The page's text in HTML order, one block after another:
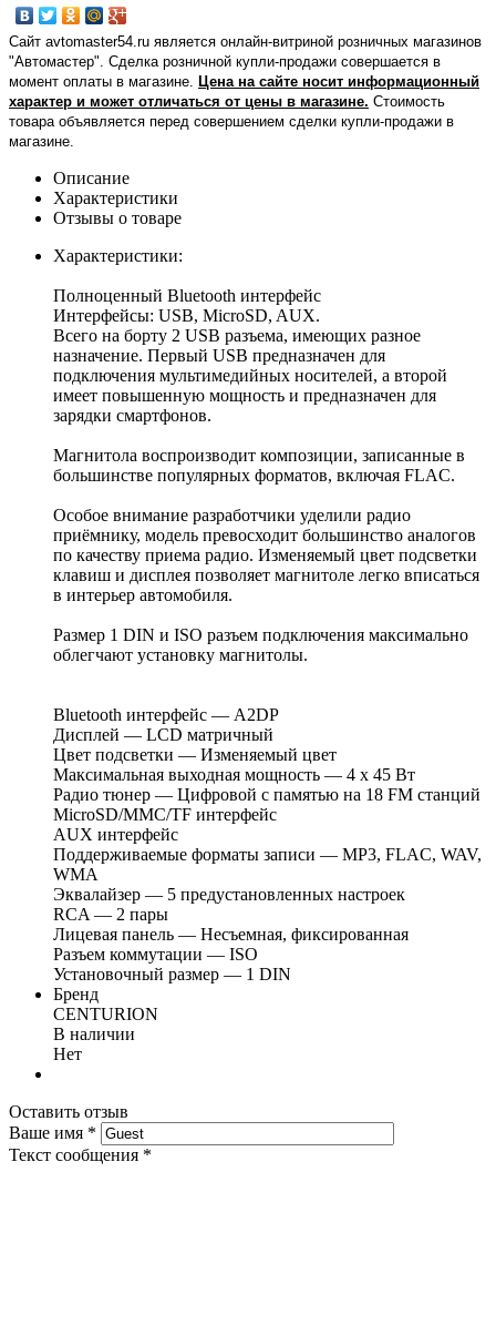
Сайт avtomaster54.ru является онлайн-витриной розничных магазинов
"Автомастер". Сделка розничной купли-продажи совершается в
момент оплаты в магазине.
Цена на сайте носит информационный
характер и может отличаться от цены в магазине. Стоимость
товара объявляется перед совершением сделки купли-продажи в
магазине
Описание
Характеристики
Отзывы о товаре
Характеристики:
Полноценный Bluetooth интерфейс
Интерфейсы: USB, MicroSD, AUX.
Всего на борту 2 USB разъема, имеющих разное
назначение. Первый USB предназначен для
подключения мультимедийных носителей, а второй
имеет повышенную мощность и предназначен для
зарядки смартфонов.
Магнитола воспроизводит композиции, записанные в
большинстве популярных форматов, включая FLAC.
Особое внимание разработчики уделили радио
приёмнику, модель превосходит большинство аналогов
по качеству приема радио. Изменяемый цвет подсветки
клавиш и дисплея позволяет магнитоле легко вписаться
в интерьер автомобиля.
Размер 1 DIN и ISO разъем подключения максимально
облегчают установку магнитолы.
Bluetooth интерфейс — A2DP
Дисплей — LCD матричный
Цвет подсветки — Изменяемый цвет
Максимальная выходная мощность — 4 х 45 Вт
Радио тюнер — Цифровой с памятью на 18 FM станций
MicroSD/MMC/TF интерфейс
AUX интерфейс
Поддерживаемые форматы записи — МР3, FLAC, WAV,
WMA
Эквалайзер — 5 предустановленных настроек
RCA — 2 пары
Лицевая панель — Несъемная, фиксированная
Разъем коммутации — ISO
Установочный размер — 1 DIN
Бренд
CENTURION
В наличии
Нет
Оставить отзыв
Ваше имя *
Текст сообщения *